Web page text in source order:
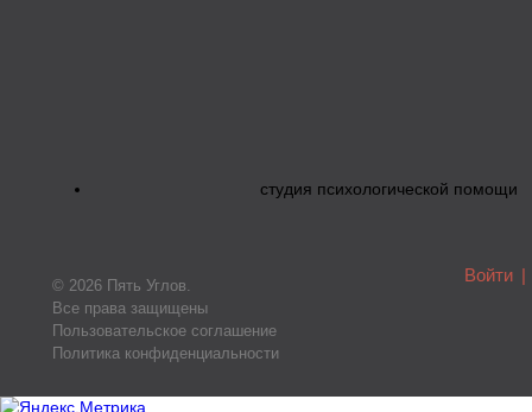
студия психологической помощи
© 2026 Пять Углов.
Все права защищены
Пользовательское соглашение
Политика конфиденциальности
Войти